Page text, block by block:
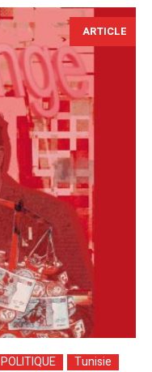
ARTICLE
POLITIQUE Tunisie